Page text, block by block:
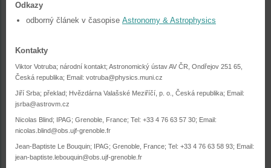
Odkazy
odborný článek v časopise Astronomy & Astrophysics
Kontakty
Viktor Votruba; národní kontakt; Astronomický ústav AV ČR, Ondřejov 251 65,
Česká republika; Email: votruba@physics.muni.cz
Jiří Srba; překlad; Hvězdárna Valašské Meziříčí, p. o., Česká republika; Email:
jsrba@astrovm.cz
Nicolas Blind; IPAG; Grenoble, France; Tel: +33 4 76 63 57 30; Email:
nicolas.blind@obs.ujf-grenoble.fr
Jean-Baptiste Le Bouquin; IPAG; Grenoble, France; Tel: +33 4 76 63 58 93; Email:
jean-baptiste.lebouquin@obs.ujf-grenoble.fr